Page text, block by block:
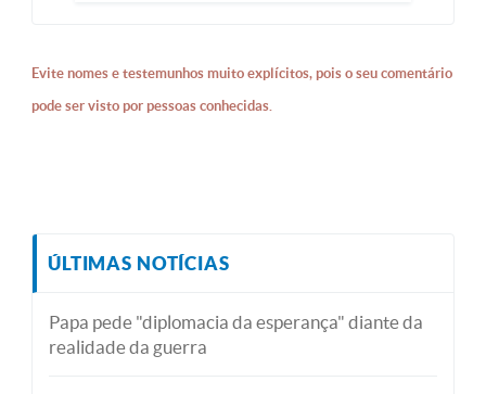
Evite nomes e testemunhos muito explícitos, pois o seu comentário
pode ser visto por pessoas conhecidas.
ÚLTIMAS NOTÍCIAS
Papa pede "diplomacia da esperança" diante da
realidade da guerra